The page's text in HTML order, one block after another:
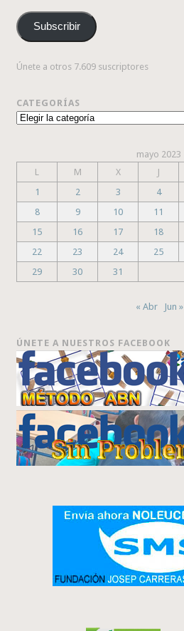
correo
electrónico
Subscribir
Únete a otros 7.609 suscriptores
CATEGORÍAS
Categorías
mayo 2023
L
M X J
1
2 3 4
8
9 10 11
15
16 17 18
22
23 24 25
29
30 31
« Abr Jun »
ÚNETE A NUESTROS FACEBOOK